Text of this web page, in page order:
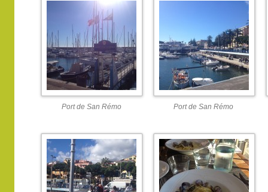
Port de San Rémo Port de San Rémo